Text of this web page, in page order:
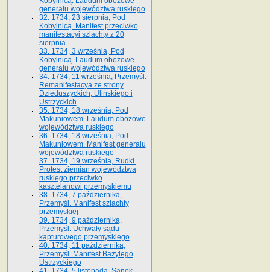
generału województwa ruskiego
32. 1734, 23 sierpnia, Pod
Kobylnicą. Manifest przeciwko
manifestacyi szlachty z 20
sierpnia
33. 1734, 3 września, Pod
Kobylnicą. Laudum obozowe
generału województwa ruskiego
34. 1734, 11 września, Przemyśl.
Remanifestacya ze strony
Dzieduszyckich, Ulińskiego i
Ustrzyckich
35. 1734, 18 września, Pod
Makuniowem. Laudum obozowe
województwa ruskiego
36. 1734, 18 września, Pod
Makuniowem. Manifest generału
województwa ruskiego
37. 1734, 19 września, Rudki.
Protest ziemian województwa
ruskiego przeciwko
kasztelanowi przemyskiemu
38. 1734, 7 października,
Przemyśl. Manifest szlachty
przemyskiej
39. 1734, 9 października,
Przemyśl. Uchwały sądu
kapturowego przemyskiego
40. 1734, 11 października,
Przemyśl. Manifest Bazylego
Ustrzyckiego